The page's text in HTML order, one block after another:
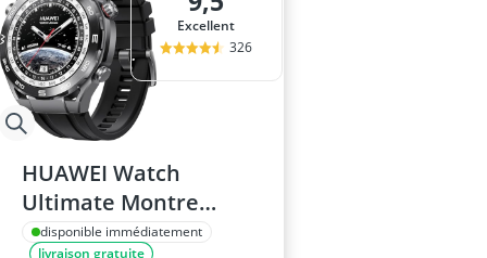
Excellent
326
HUAWEI Watch
Ultimate Montre
Connectée Noir
disponible immédiatement
livraison gratuite